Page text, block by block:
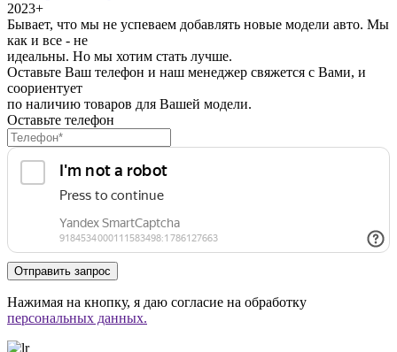
2023+
Бывает, что мы не успеваем добавлять новые модели авто. Мы
как и все - не
идеальны. Но мы хотим стать лучше.
Оставьте Ваш телефон и наш менеджер свяжется с Вами, и
соориентует
по наличию товаров для Вашей модели.
Оставьте телефон
Нажимая на кнопку, я даю согласие на обработку
персональных данных.